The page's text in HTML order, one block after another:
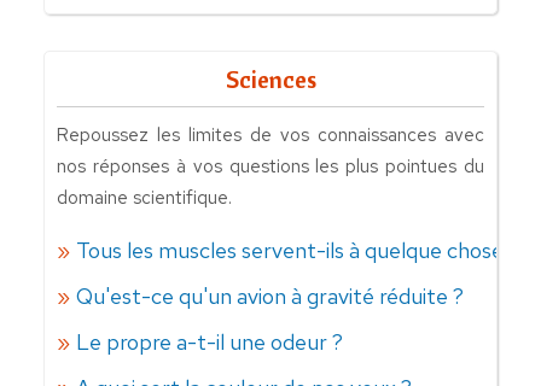
Sciences
Repoussez les limites de vos connaissances avec
nos réponses à vos questions les plus pointues du
domaine scientifique.
Tous les muscles servent-ils à quelque chose ?
Qu'est-ce qu'un avion à gravité réduite ?
Le propre a-t-il une odeur ?